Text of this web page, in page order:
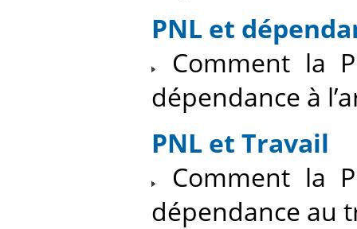
PNL et
Comment la
dépendance à
PNL et Travail
Comment la
dépendance au